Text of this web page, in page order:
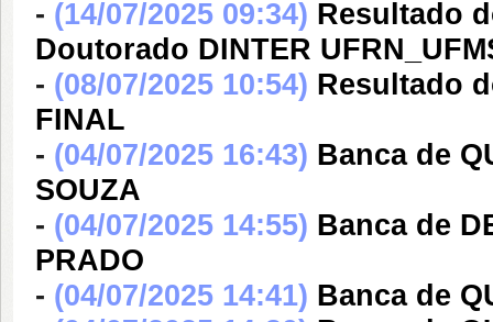
- (14/07/2025 09:34) Resultado
Doutorado DINTER
- (08/07/2025 10:54) Resultado
FINAL
- (04/07/2025 16:43) Banca de
SOUZA
- (04/07/2025 14:55) Banca de
PRADO
- (04/07/2025 14:41) Banca de